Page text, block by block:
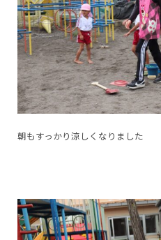
朝もすっかり涼しくなりました